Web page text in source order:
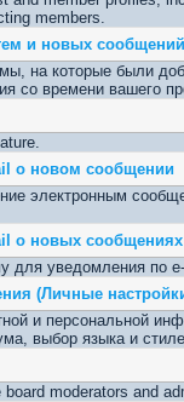
members.
и новых сообщений
на которые были
со времени вашего
о новом сообщении
электронным
о новых сообщениях
для уведомления по
(Личные
и персональной
выбор языка и
moderators and